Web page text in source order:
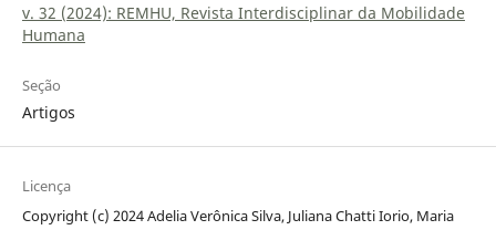
v. 32 (2024): REMHU, Revista Interdisciplinar da Mobilidade
Humana
Seção
Artigos
Licença
Copyright (c) 2024 Adelia Verônica Silva, Juliana Chatti Iorio, Maria